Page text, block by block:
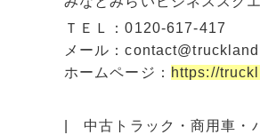
ＴＥＬ：0120-617-417
メール：
ホームページ： https://
| 中古トラック・商用車・